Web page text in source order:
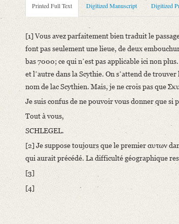
Metadata Concerning Header
Sender: August Wilhelm von Schlegel
Recipient: Guillaume Favre
Place of Dispatch: Unknown
Place of Destination: Genf
Date: [o.D.]
Printed Text
Bibliography: Adert, Jules: Mélanges
Incipit: „[1] Vous avez parfaitement bien
Manuscript
Provider: Genf, Bibliothèque de Genève
Classification Number: Ms. suppl. 968, f.
Number of Pages: 2 S., hs. m. U.
Printed Full Text Digitized Manuscript Digitized
[1] Vous avez parfaitement bien traduit le
font pas seulement une lieue, de deux
bas 7000; ce qui nʼest pas applicable ici non
et lʼautre dans la Scythie. On sʼattend de
nom de lac Scythien. Mais, je ne crois pas que
Je suis confus de ne pouvoir vous donner que si
Tout à vous,
SCHLEGEL.
[2] Je suppose toujours que le premier αυτων
qui aurait précédé. La difficulté géographique
[3]
[4]